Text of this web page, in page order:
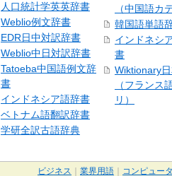
人口統計学英英辞書
Weblio例文辞書
EDR日中対訳辞書
Weblio中日対訳辞書
Tatoeba中国語例文辞
書
インドネシア語辞書
ベトナム語翻訳辞書
学研全訳古語辞典
（中国語カ
韓国語単語
インドネシ
書
Wiktionary
（フランス
リ）
ビジネス 業界用語 コンピュータ